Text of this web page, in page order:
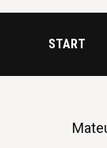
START